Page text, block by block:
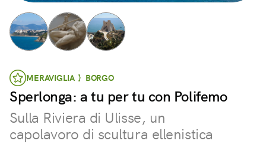
MERAVIGLIA } BORGO
Sperlonga: a tu per tu con Polifemo
Sulla Riviera di Ulisse, un
capolavoro di scultura ellenistica